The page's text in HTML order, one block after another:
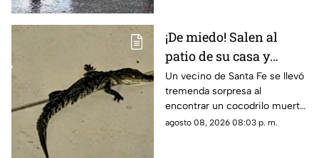
¡De miedo! Salen al
patio de su casa y
encuentran un
cocodrilo SIN VIDA;
pasó en Santa Fe
Un vecino de Santa Fe se llevó
tremenda sorpresa al
encontrar un cocodrilo muerto
en el patio de su casa sin que
agosto 08, 2026 08:03 p. m.